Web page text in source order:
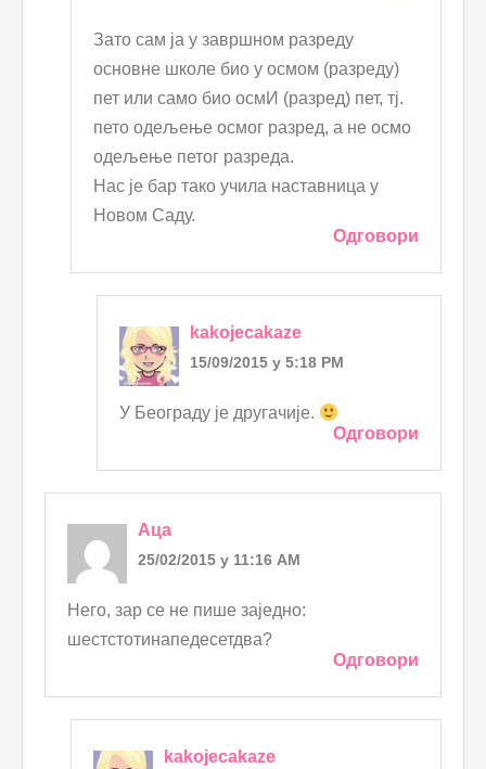
Зато сам ја у завршном разреду
основне школе био у осмом (разреду)
пет или само био осмИ (разред) пет, тј.
пето одељење осмог разред, а не осмо
одељење петог разреда.
Нас је бар тако учила наставница у
Новом Саду.
Одговори
kakojecakaze
15/09/2015 у 5:18 PM
У Београду је другачије.
Одговори
Аца
25/02/2015 у 11:16 AM
Него, зар се не пише заједно:
шестстотинапедесетдва?
Одговори
kakojecakaze